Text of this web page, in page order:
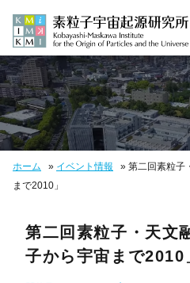
ホーム » イベント情報 » 第二回素粒子
まで2010」
第二回素粒子・天文
子から宇宙まで2010